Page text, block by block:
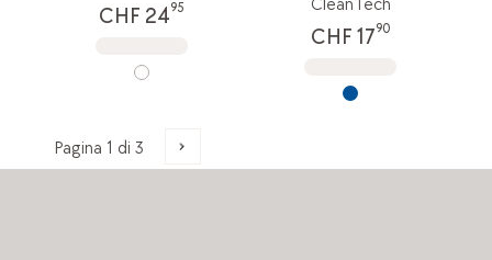
CHF 2495
CleanTech
CHF 1790